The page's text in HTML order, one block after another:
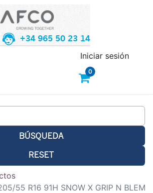
+34 965 50 23 14
0
Iniciar sesión
BÚSQUEDA
RESET
55 R16 91H SNOW X GRIP N BLEM